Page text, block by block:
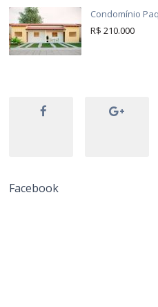
Condomínio
R$ 210.000
Facebook